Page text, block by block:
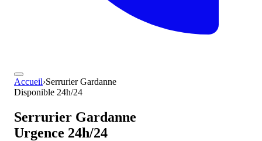
Accueil›Serrurier Gardanne
Disponible 24h/24
Serrurier Gardanne
Urgence 24h/24